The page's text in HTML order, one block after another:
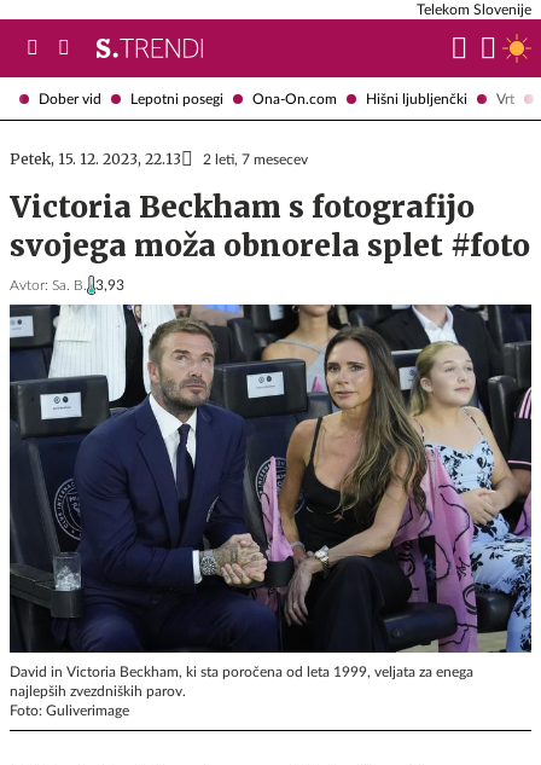
Dober vid Lepotni posegi Ona-On.com Hišni ljubljenčki Vrt
Telekom Slovenije
Petek, 15. 12. 2023, 22.13 2 leti, 7 mesecev
Victoria Beckham s fotografijo
svojega moža obnorela splet #foto
Avtor: Sa. B. 3,93
David in Victoria Beckham, ki sta poročena od leta 1999, veljata za enega
najlepših zvezdniških parov.
Foto: Guliverimage